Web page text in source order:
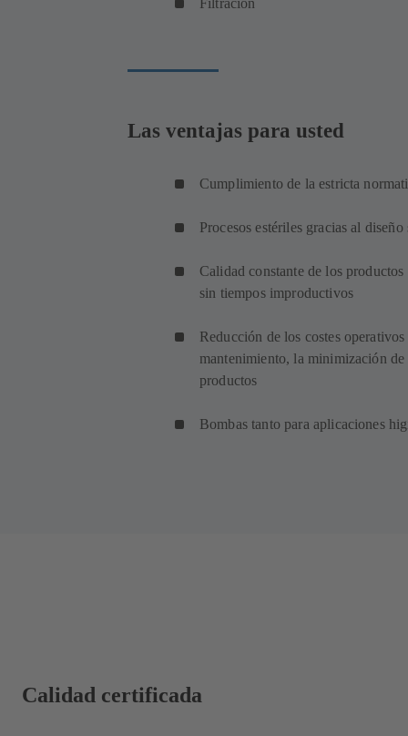
Filtración
Las ventajas para usted
Cumplimiento de la estricta
Procesos estériles gracias al
Calidad constante de los
sin tiempos improductivos
Reducción de los costes
mantenimiento, la minimización
productos
Bombas tanto para aplicaciones
Calidad certificada